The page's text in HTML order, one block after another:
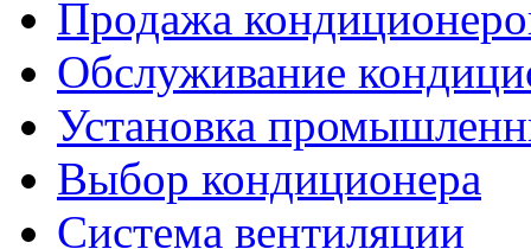
Продажа
Обслуживание
Установка
Выбор кондиционера
Система вентиляции